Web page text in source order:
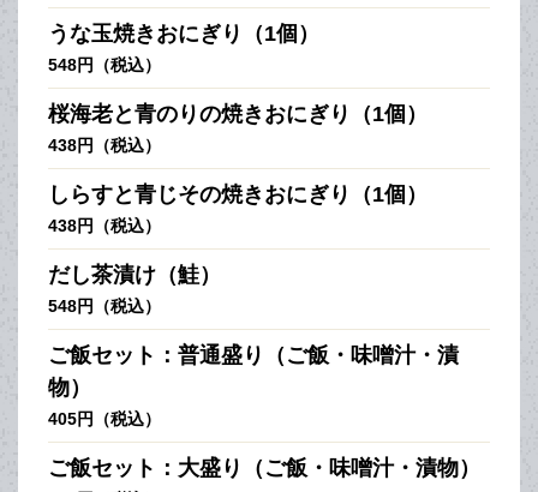
うな玉焼きおにぎり（1個）
548円（税込）
桜海老と青のりの焼きおにぎり（1個）
438円（税込）
しらすと青じその焼きおにぎり（1個）
438円（税込）
だし茶漬け（鮭）
548円（税込）
ご飯セット：普通盛り（ご飯・味噌汁・漬
物）
405円（税込）
ご飯セット：大盛り（ご飯・味噌汁・漬物）